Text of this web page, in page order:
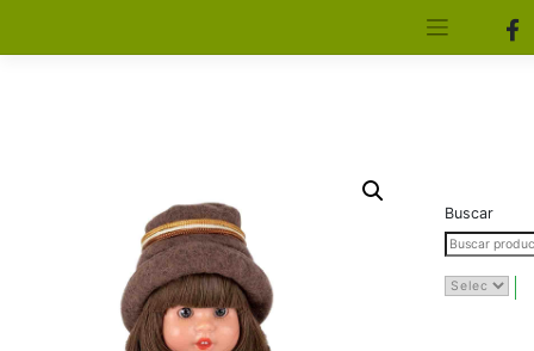
Buscar